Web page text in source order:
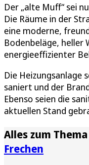
Der „alte Muff“ sei
Die Räume in der
eine moderne,
Bodenbeläge, heller
energieeffizienter
Die Heizungsanlage
saniert und der
Ebenso seien die
aktuellen Stand
Alles zum Thema
Frechen